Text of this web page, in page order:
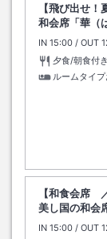
【飛び出せ
和会席「華（
IN チェックイン
15:00 / OUT
夕食/朝食付き
ルームタイ
【和食会席
美し国の和会
IN チェックイン
15:00 / OUT